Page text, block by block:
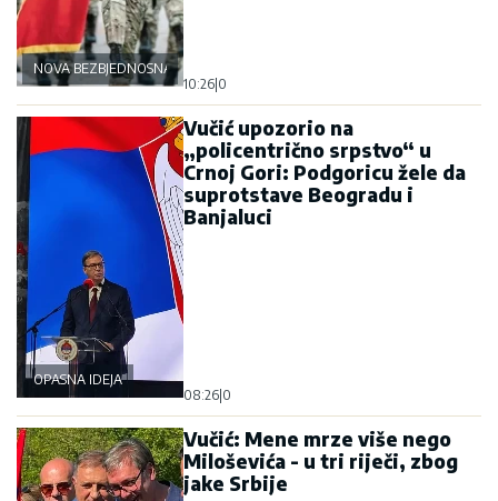
NOVA BEZBJEDNOSNA OSOVINA
10:26 0
OPASNA IDEJA
Vučić upozorio na
„policentrično srpstvo“ u
Crnoj Gori: Podgoricu žele da
suprotstave Beogradu i
Banjaluci
08:26 0
Vučić: Mene mrze više nego
Miloševića - u tri riječi, zbog
jake Srbije